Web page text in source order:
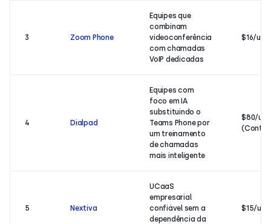
3 Zoom Phone
Equipes que
combinam
videoconferência
com chamadas
VoIP dedicadas
$16/
4 Dialpad
Equipes com
foco em IA
substituindo o
Teams Phone por
um treinamento
de chamadas
mais inteligente
$80/
5 Nextiva
UCaaS
empresarial
confiável sem a
dependência da
$15/